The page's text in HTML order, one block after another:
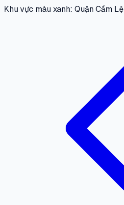
Khu vực màu xanh: Quận Cẩm Lệ